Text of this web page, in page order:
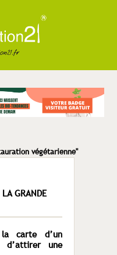
végétarienne"
GRANDE
carte d’un
d’attirer une